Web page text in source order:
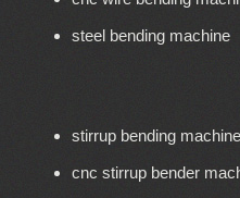
steel bending machine
stirrup bending
cnc stirrup bender